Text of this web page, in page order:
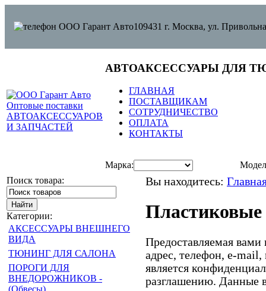
109431 г. Москва, ул.
АВТОАКСЕССУАРЫ ДЛЯ
ГЛАВНАЯ
ПОСТАВЩИКАМ
СОТРУДНИЧЕСТВО
ОПЛАТА
КОНТАКТЫ
Марка:
Поиск товара:
Категории:
АКСЕССУАРЫ ВНЕШНЕГО
ВИДА
ТЮНИНГ ДЛЯ САЛОНА
ПОРОГИ ДЛЯ
ВНЕДОРОЖНИКОВ -
(Обвесы)
Вы находитесь:
Предоставляемая
адрес, телефон, e-
является
разглашению. Данные